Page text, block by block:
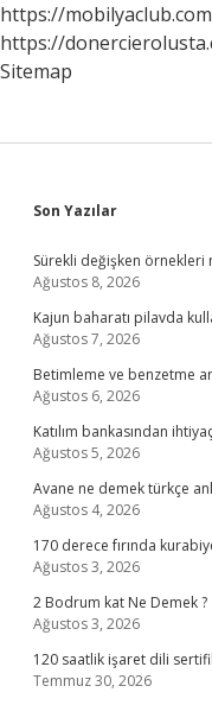
https://mobilyaclub.com
https://
Sitemap
Sidebar
Son Yazılar
Sürekli değişken örnekleri
Ağustos 8, 2026
Kajun baharatı pilavda
Ağustos 7, 2026
Betimleme ve benzetme
Ağustos 6, 2026
Katılım bankasından
Ağustos 5, 2026
Avane ne demek türkçe
Ağustos 4, 2026
170 derece fırında
Ağustos 3, 2026
2 Bodrum kat Ne Demek ?
Ağustos 3, 2026
120 saatlik işaret dili
Temmuz 30, 2026